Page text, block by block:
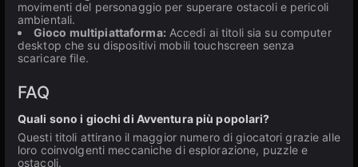
movimenti del personaggio per superare ostacoli e pericoli
ambientali.
Gioco multipiattaforma: Accedi ai titoli sia su computer
desktop che su dispositivi mobili touchscreen senza
scaricare file.
FAQ
Quali sono i giochi di Avventura più popolari?
Questi titoli attirano il maggior numero di giocatori grazie alle
loro coinvolgenti meccaniche di esplorazione, puzzle e
ostacoli.